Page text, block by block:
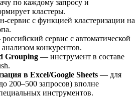
по каждому запросу и
кластеры.
сервис с функцией кластеризации на
сервис с автоматической
конкурентов.
Grouping — инструмент в составе
в Excel/Google Sheets — для
200–500 запросов) вполне
инструментов.